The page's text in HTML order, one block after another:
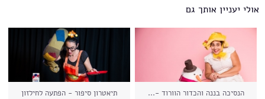
אולי יעניין אותך גם
הנסיכה בננה והכדור הוורוד -... תיאטרון סיפור - הפתעה לחילזון